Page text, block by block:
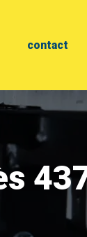
contact